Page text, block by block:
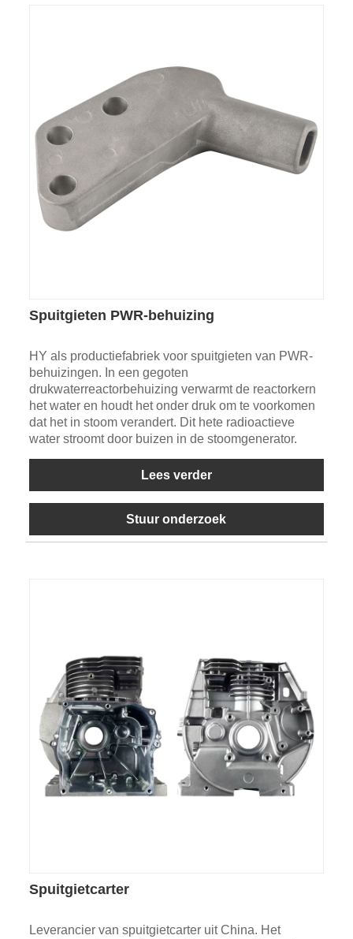
Spuitgieten PWR-behuizing
HY als productiefabriek voor spuitgieten van PWR-
behuizingen. In een gegoten
drukwaterreactorbehuizing verwarmt de reactorkern
het water en houdt het onder druk om te voorkomen
dat het in stoom verandert. Dit hete radioactieve
water stroomt door buizen in de stoomgenerator.
Lees verder
Stuur onderzoek
Spuitgietcarter
Leverancier van spuitgietcarter uit China. Het